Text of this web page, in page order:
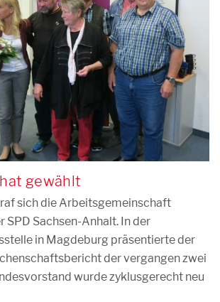
gewählt
sich die Arbeitsgemeinschaft
SPD Sachsen-Anhalt. In der
in Magdeburg präsentierte der
der vergangen zwei
wurde zyklusgerecht neu